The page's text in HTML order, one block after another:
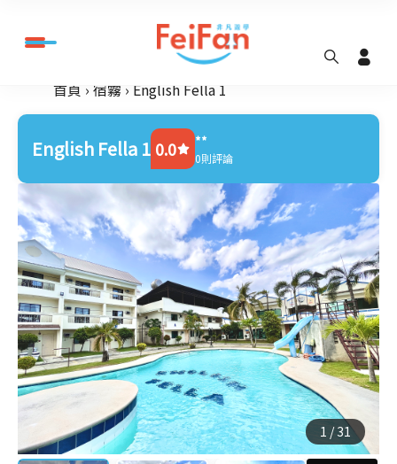
首頁 宿霧 English Fella 1
English Fella 1 0.0 **
0則評論
1 /31